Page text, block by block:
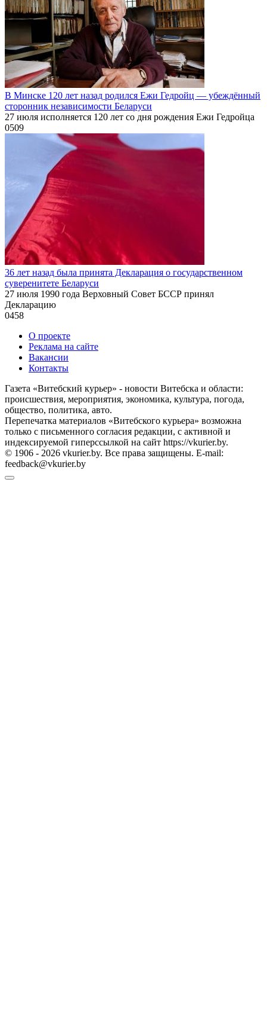
В Минске 120 лет назад родился Ежи Гедройц — убеждённый
сторонник независимости Беларуси
27 июля исполняется 120 лет со дня рождения Ежи Гедройца
0509
36 лет назад была принята Декларация о государственном
суверенитете Беларуси
27 июля 1990 года Верховный Совет БССР принял
Декларацию
0458
О проекте
Реклама на сайте
Вакансии
Контакты
Газета «Витебский курьер» - новости Витебска и области:
происшествия, мероприятия, экономика, культура, погода,
общество, политика, авто.
Перепечатка материалов «Витебского курьера» возможна
только с письменного согласия редакции, с активной и
индексируемой гиперссылкой на сайт https://vkurier.by.
© 1906 - 2026 vkurier.by. Все права защищены. E-mail:
feedback@vkurier.by